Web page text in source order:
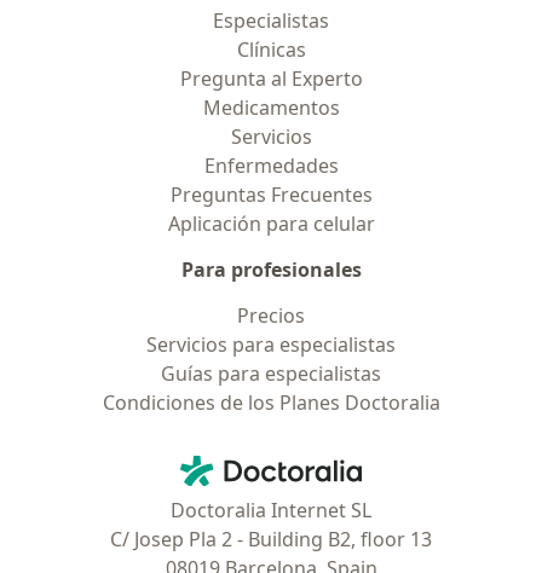
Especialistas
Clínicas
Pregunta al Experto
Medicamentos
Servicios
Enfermedades
Preguntas Frecuentes
Aplicación para celular
Para profesionales
Precios
Servicios para especialistas
Guías para especialistas
Condiciones de los Planes Doctoralia
Doctoralia - Página de inicio
Doctoralia Internet SL
C/ Josep Pla 2 - Building B2, floor 13